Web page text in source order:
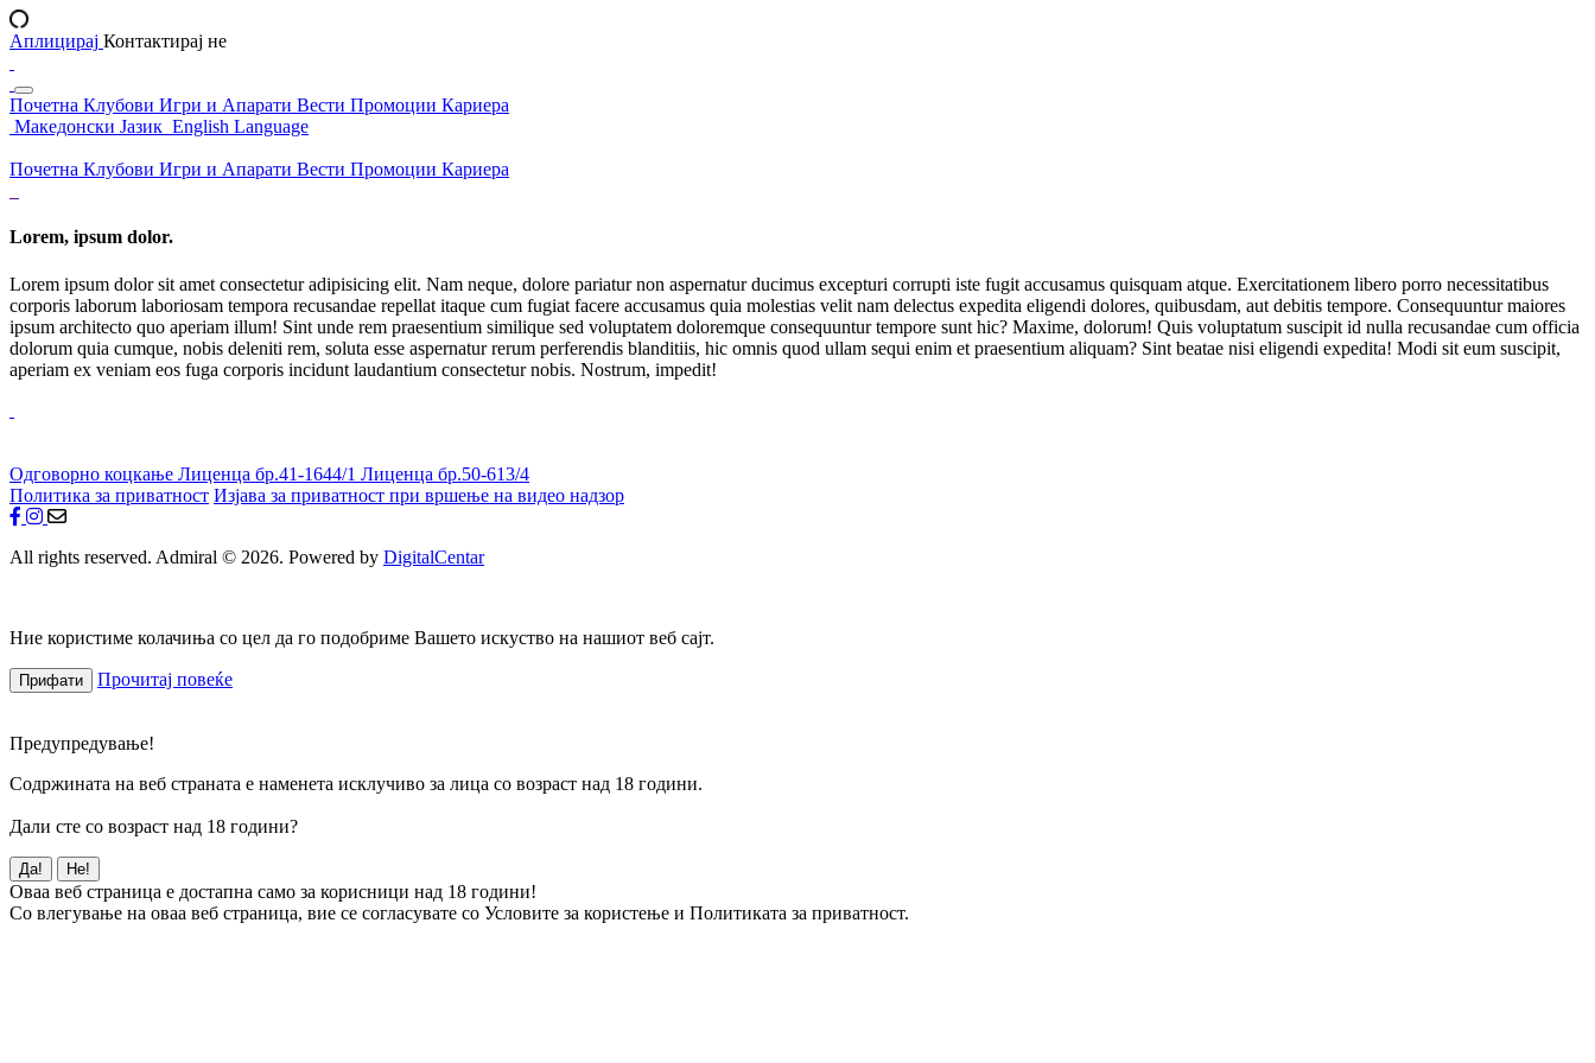
Аплицирај Контактирај не
Почетна Клубови Игри и Апарати Вести Промоции Кариера
Македонски Јазик English Language
Почетна Клубови Игри и Апарати Вести Промоции Кариера
Lorem, ipsum dolor.
Lorem ipsum dolor sit amet consectetur adipisicing elit. Nam neque, dolore pariatur non aspernatur ducimus excepturi corrupti iste fugit accusamus quisquam atque. Exercitationem libero porro necessitatibus
corporis laborum laboriosam tempora recusandae repellat itaque cum fugiat facere accusamus quia molestias velit nam delectus expedita eligendi dolores, quibusdam, aut debitis tempore. Consequuntur maiores
ipsum architecto quo aperiam illum! Sint unde rem praesentium similique sed voluptatem doloremque consequuntur tempore sunt hic? Maxime, dolorum! Quis voluptatum suscipit id nulla recusandae cum officia
dolorum quia cumque, nobis deleniti rem, soluta esse aspernatur rerum perferendis blanditiis, hic omnis quod ullam sequi enim et praesentium aliquam? Sint beatae nisi eligendi expedita! Modi sit eum suscipit,
aperiam ex veniam eos fuga corporis incidunt laudantium consectetur nobis. Nostrum, impedit!
Одговорно коцкање Лиценца бр.41-1644/1 Лиценца бр.50-613/4
Политика за приватност Изјава за приватност при вршење на видео надзор
All rights reserved. Admiral © 2026. Powered by DigitalCentar
Ние користиме колачиња со цел да го подобриме Вашето искуство на нашиот веб сајт.
Прифати Прочитај повеќе
Предупредување!
Содржината на веб страната е наменета исклучиво за лица со возраст над 18 години.
Дали сте со возраст над 18 години?
Да! Не!
Оваа веб страница е достапна само за корисници над 18 години!
Со влегување на оваа веб страница, вие се согласувате со Условите за користење и Политиката за приватност.